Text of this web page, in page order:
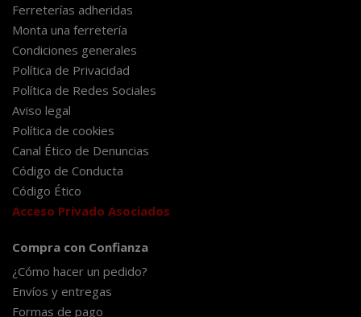
Ferreterías adheridas
Monta una ferretería
Condiciones generales
Política de Privacidad
Política de Redes Sociales
Aviso legal
Política de cookies
Canal Ético de Denuncias
Código de Conducta
Código Ético
Acceso Privado Asociados
Compra con Confianza
¿Cómo hacer un pedido?
Envíos y entregas
Formas de pago